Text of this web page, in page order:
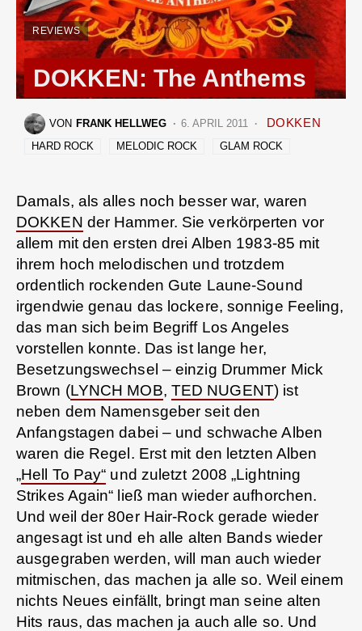
REVIEWS
DOKKEN: The Anthems
VON FRANK HELLWEG 6. APRIL 2011 DOKKEN
HARD ROCK MELODIC ROCK GLAM ROCK
Damals, als alles noch besser war, waren
DOKKEN der Hammer. Sie verkörperten vor
allem mit den ersten drei Alben 1983-85 mit
ihrem hoch melodischen und trotzdem
ordentlich rockenden Gute Laune-Sound
irgendwie genau das lockere, sonnige Feeling,
das man sich beim Begriff Los Angeles
vorstellen konnte. Das ist lange her,
Besetzungswechsel – einzig Drummer Mick
Brown (LYNCH MOB, TED NUGENT) ist
neben dem Namensgeber seit den
Anfangstagen dabei – und schwache Alben
waren die Regel. Erst mit den letzten Alben
„Hell To Pay“ und zuletzt 2008 „Lightning
Strikes Again“ ließ man wieder aufhorchen.
Und weil der 80er Hair-Rock gerade wieder
angesagt ist und eh alle alten Bands wieder
ausgegraben werden, will man auch wieder
mitmischen, das machen ja alle so. Weil einem
nichts Neues einfällt, bringt man seine alten
Hits raus, das machen ja auch alle so. Und